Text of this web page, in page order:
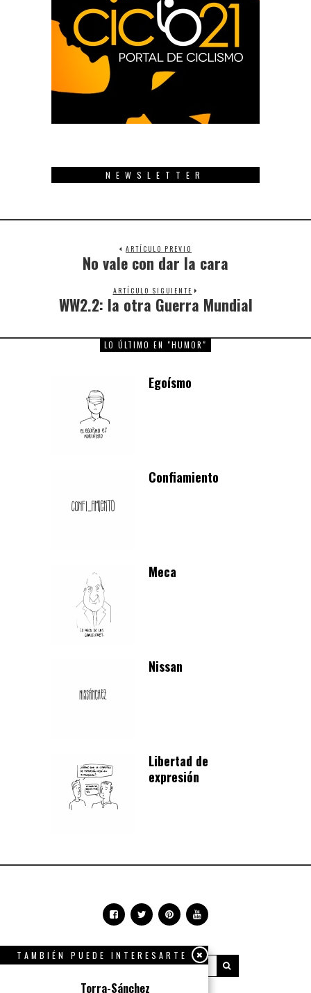
NEWSLETTER
ARTÍCULO PREVIO
Previous
No vale con dar la cara
ARTÍCULO SIGUIENTE
Next
WW2.2: la otra Guerra Mundial
LO ÚLTIMO EN "HUMOR"
Egoísmo
Confiamiento
Meca
Nissan
Libertad de
expresión
TAMBIÉN PUEDE INTERESARTE
Torra-Sánchez